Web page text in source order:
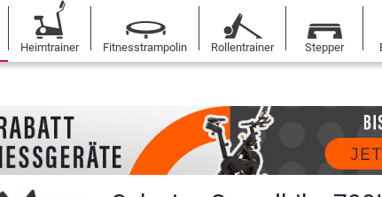
Heimtrainer Fitnesstrampolin Rollentrainer Stepper